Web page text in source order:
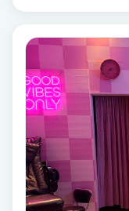
Sjukgymnastik
Skalpmassage
Skinbooster
Sklerosering